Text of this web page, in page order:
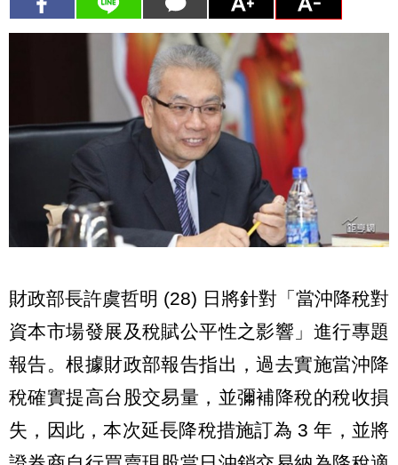
財政部長許虞哲明 (28) 日將針對「當沖降稅對
資本市場發展及稅賦公平性之影響」進行專題
報告。根據財政部報告指出，過去實施當沖降
稅確實提高台股交易量，並彌補降稅的稅收損
失，因此，本次延長降稅措施訂為 3 年，並將